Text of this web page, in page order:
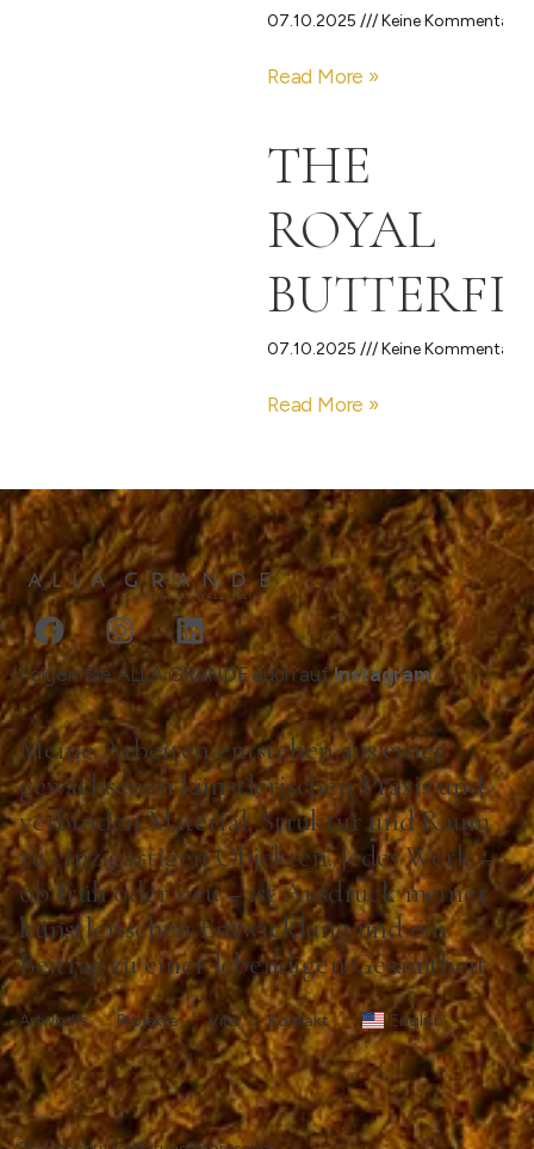
07.10.2025 Keine Kommentare
Read More »
THE
ROYAL
07.10.2025 Keine Kommentare
Read More »
Folgen Sie ALLA GRANDE auch aufInstagram
Meine Arbeiten entstehen aus einer
gewachsenen künstlerischen Praxis und
verbinden Material, Struktur und Raum
zu einzigartigen Objekten. Jedes Werk –
ob früh oder neu – ist Ausdruck meiner
künstlerischen Entwicklung und ein
Beitrag zu einer lebendigen Gesamtheit.
Artworks Projekte Vita Kontakt English